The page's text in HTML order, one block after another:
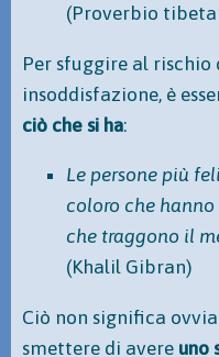
(Proverbio
Per sfuggire al rischio
insoddisfazione, è
ciò che si ha:
Le persone più
coloro che
che traggono il
(Khalil Gibran)
Ciò non significa
smettere di avere uno